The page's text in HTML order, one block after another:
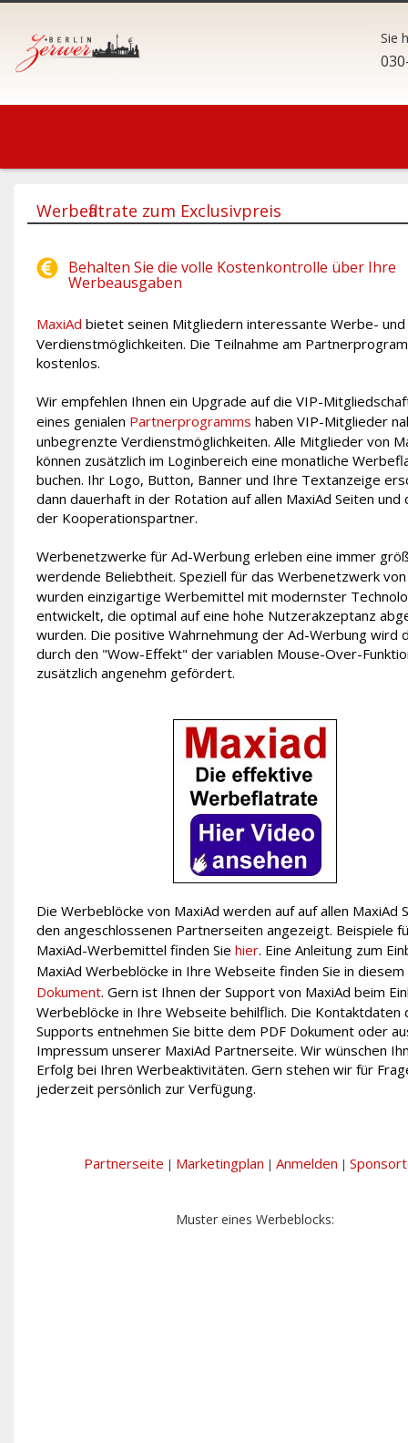
Sie
Werbeflatrate zum Exclusivpreis
Behalten Sie die volle Kostenkontrolle über Ihre
Werbeausgaben
MaxiAd bietet seinen Mitgliedern interessante Werbe- und
Verdienstmöglichkeiten. Die Teilnahme am
kostenlos.
Wir empfehlen Ihnen ein Upgrade auf die VIP-
eines genialen Partnerprogramms haben VIP-Mitglieder
unbegrenzte Verdienstmöglichkeiten. Alle Mitglieder von
können zusätzlich im Loginbereich eine monatliche
buchen. Ihr Logo, Button, Banner und Ihre Textanzeige
dann dauerhaft in der Rotation auf allen MaxiAd Seiten und
der Kooperationspartner.
Werbenetzwerke für Ad-Werbung erleben eine immer
werdende Beliebtheit. Speziell für das Werbenetzwerk
wurden einzigartige Werbemittel mit modernster
entwickelt, die optimal auf eine hohe Nutzerakzeptanz
wurden. Die positive Wahrnehmung der Ad-Werbung wird
durch den "Wow-Effekt" der variablen Mouse-Over-
zusätzlich angenehm gefördert.
Die Werbeblöcke von MaxiAd werden auf auf allen MaxiAd
den angeschlossenen Partnerseiten angezeigt. Beispiele
MaxiAd-Werbemittel finden Sie hier. Eine Anleitung zum
MaxiAd Werbeblöcke in Ihre Webseite finden Sie in diesem
Dokument. Gern ist Ihnen der Support von MaxiAd beim
Werbeblöcke in Ihre Webseite behilflich. Die Kontaktdaten
Supports entnehmen Sie bitte dem PDF Dokument oder
Impressum unserer MaxiAd Partnerseite. Wir wünschen
Erfolg bei Ihren Werbeaktivitäten. Gern stehen wir für
jederzeit persönlich zur Verfügung.
Partnerseite | Marketingplan | Anmelden |
Muster eines Werbeblocks: